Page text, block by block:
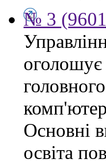
№ 3
оголошує
Основні
освіта